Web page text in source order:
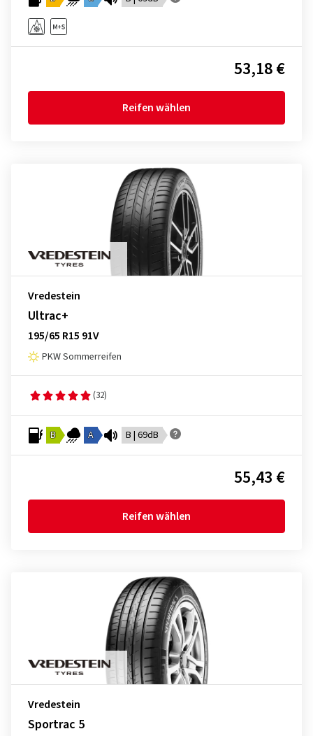
53,18 €
Reifen wählen
Vredestein
Ultrac+
195/65 R15 91V
PKW Sommerreifen
(32)
B A B | 69dB
55,43 €
Reifen wählen
Vredestein
Sportrac 5